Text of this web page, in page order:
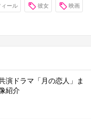
ィール 彼女 映画
演ドラマ「月の恋人」ま
紹介